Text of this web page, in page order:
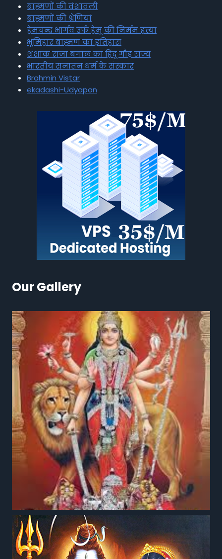
ब्राह्मणों की वंशावली
ब्राह्मणों की श्रेणियां
हेमचन्द्र भार्गव उर्फ हेमू की निर्मम हत्या
भूमिहार ब्राह्मण का इतिहास
शशांक राजा बंगाल का हिंदू गौड़ राज्य
भारतीय सनातन धर्म के संस्कार
Brahmin Vistar
ekadashi-Udyapan
Our Gallery